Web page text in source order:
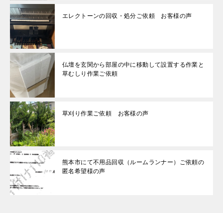
エレクトーンの回収・処分ご依頼 お客様の声
仏壇を玄関から部屋の中に移動して設置する作業と
草むしり作業ご依頼
草刈り作業ご依頼 お客様の声
熊本市にて不用品回収（ルームランナー）ご依頼の
匿名希望様の声